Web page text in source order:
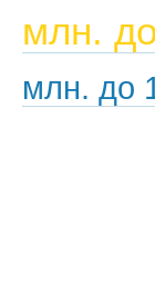
млн.
млн. до